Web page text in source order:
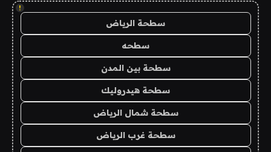
!
سطحة الرياض
سطحه
سطحة بين المدن
سطحة هيدروليك
سطحة شمال الرياض
سطحة غرب الرياض